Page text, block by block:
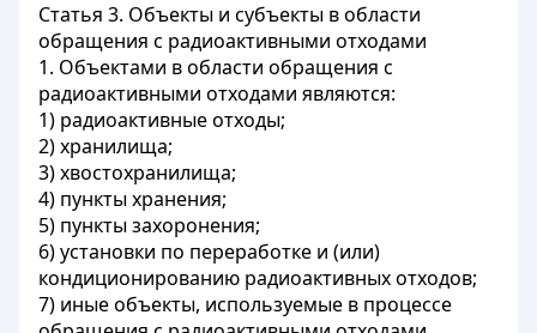
Статья 3. Объекты и субъекты в области
обращения с радиоактивными отходами
1. Объектами в области обращения с
радиоактивными отходами являются:
1) радиоактивные отходы;
2) хранилища;
3) хвостохранилища;
4) пункты хранения;
5) пункты захоронения;
6) установки по переработке и (или)
кондиционированию радиоактивных отходов;
7) иные объекты, используемые в процессе